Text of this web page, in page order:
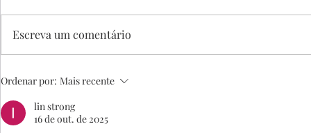
Clube celebra 127 anos
Venha viver o
Escreva um comentário
Ordenar por: Mais recente
lin strong
16 de out. de 2025